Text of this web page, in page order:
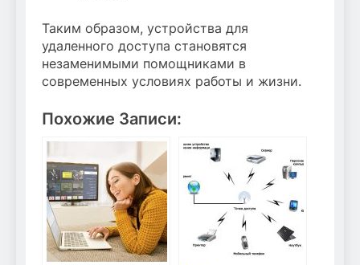
Таким образом, устройства для
удаленного доступа становятся
незаменимыми помощниками в
современных условиях работы и жизни.
Похожие Записи: